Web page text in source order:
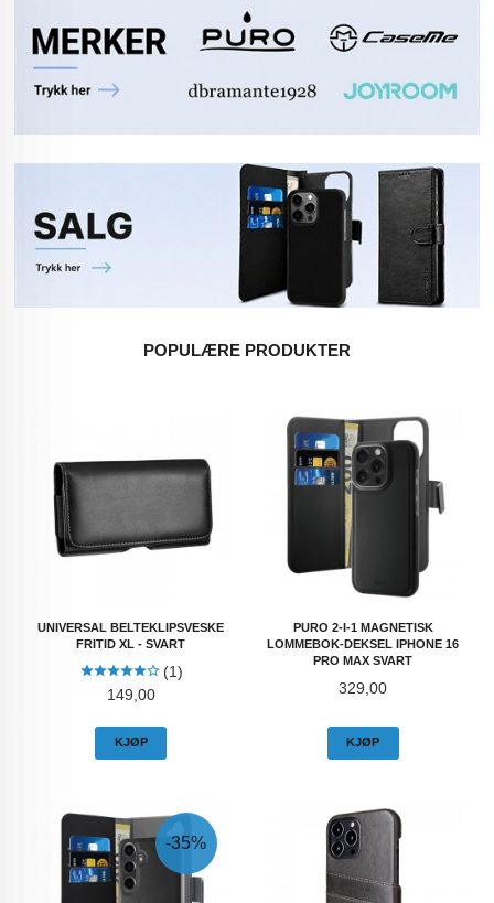
POPULÆRE PRODUKTER
UNIVERSAL BELTEKLIPSVESKE
FRITID XL - SVART
(1)
Pris
149,00
KJØP
PURO 2-I-1 MAGNETISK
LOMMEBOK-DEKSEL IPHONE 16
PRO MAX SVART
Pris
329,00
KJØP
-35%